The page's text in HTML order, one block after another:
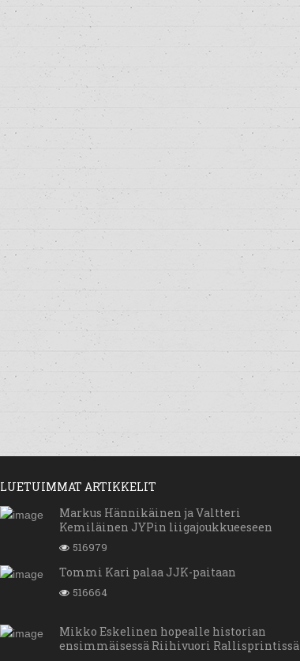
LUETUIMMAT ARTIKKELIT
Markus Hännikäinen ja Valtteri
Kemiläinen JYPin liigajoukkueeseen
516979
Tommi Kari palaa JJK-paitaan
516664
Mikko Eskelinen hopealle historian
ensimmäisessä Riihivuori Rallisprintissä